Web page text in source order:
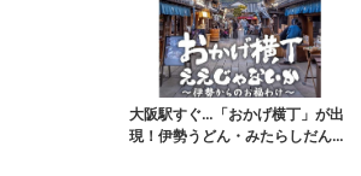
大阪駅すぐ…「おかげ横丁」が出
現！伊勢うどん・みたらしだん